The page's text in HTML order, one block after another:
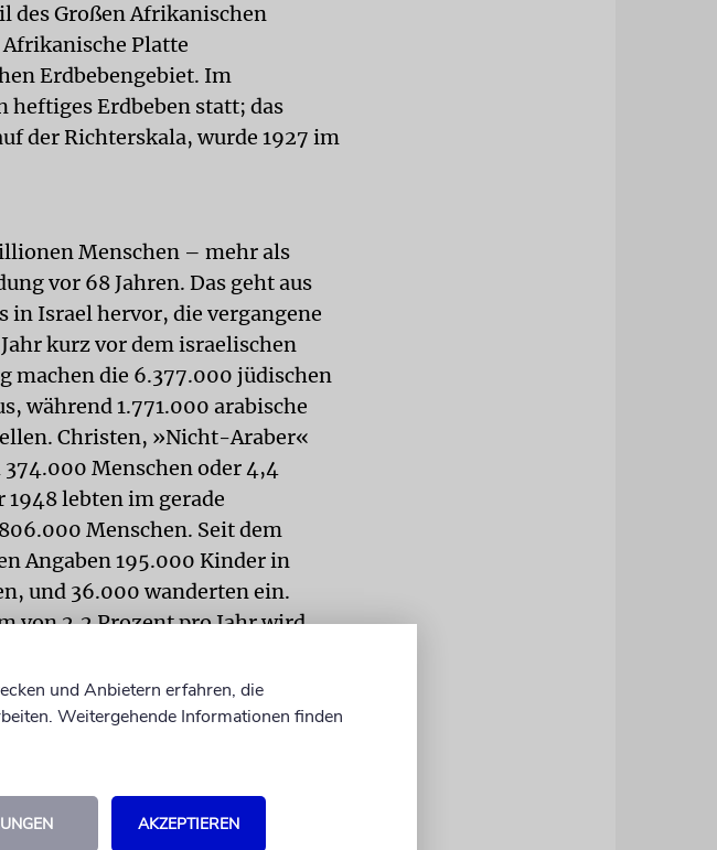
des Großen Afrikanischen
Platte
Erdbebengebiet. Im
Erdbeben statt; das
der Richterskala, wurde 1927 im
Menschen – mehr als
vor 68 Jahren. Das geht aus
in Israel hervor, die vergangene
kurz vor dem israelischen
machen die 6.377.000 jüdischen
während 1.771.000 arabische
Christen, »Nicht-Araber«
Menschen oder 4,4
lebten im gerade
Menschen. Seit dem
Angaben 195.000 Kinder in
und 36.000 wanderten ein.
von 2,2 Prozent pro Jahr wird
genauso groß wie das deutsche
Angaben des Zentralen
Israel (Stand 2014) fast drei
und Anbietern erfahren, die
Weitergehende Informationen finden
AKZEPTIEREN